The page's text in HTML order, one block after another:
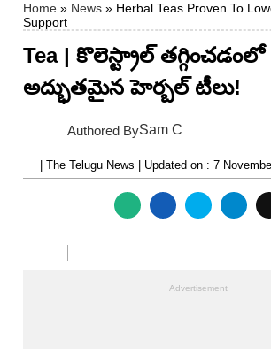
Home » News » Herbal Teas Proven To
Support
Tea | కొలెస్ట్రాల్
అద్భుతమైన హెర్బల్ టీలు!
Authored BySam C
| The Telugu News | Updated on : 7